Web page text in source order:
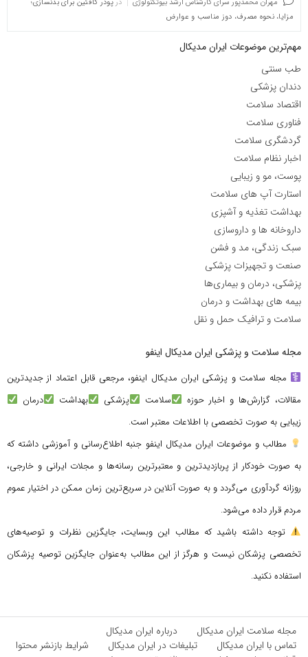
مهران محمدپور سرای کارشناس ارشد بیوتکنولوژی در پودر کافئین برای بدنسازی؛
مزایا، نحوه مصرف، دوز مناسب و عوارض
مهم‌ترین موضوعات ایران مدیکال
طب سنتی
دندان پزشکی
اقتصاد سلامت
فناوری سلامت
گردشگری سلامت
اخبار نظام سلامت
پوست، مو و زیبایی
استارت آپ های سلامت
بهداشت تغذیه و آشپزی
داروخانه ها و داروسازی
سبک زندگی، مد و فشن
صنعت و تجهیزات پزشکی
پزشکی، درمان و بیماری‌ها
بیمه های بهداشت و درمان
سلامت و ترافیک حمل و نقل
مجله سلامت و پزشکی ایران مدیکال اینفو
مجله سلامت و پزشکی ایران مدیکال اینفو، مرجعی قابل اعتماد از جدیدترین
مقالات، گزارش‌ها و اخبار حوزه
سلامت پزشکی بهداشت
درمان
زیبایی به صورت تخصصی با اطلاعات معتبر است.
مطالب و موضوعات ایران مدیکال اینفو جنبه اطلاع‌رسانی و آموزشی داشته که
به صورت خودکار از پربازدیدترین و معتبرترین رسانه‌ها و مجلات ایرانی و خارجی،
روزانه گردآوری می‌گردد و به صورت آنلاین در سریع‌ترین زمان ممکن در اختیار عموم
مردم قرار داده می‌شود.
توجه داشته باشید که مطالب این وبسایت، جایگزین نظرات و توصیه‌های
تخصصی پزشکان نیست و هرگز از این مطالب به‌عنوان جایگزین توصیه پزشکان
استفاده نکنید.
مجله سلامت ایران مدیکال
درباره ایران مدیکال
تماس با ایران مدیکال
تبلیغات در ایران مدیکال
شرایط بازنشر محتوا